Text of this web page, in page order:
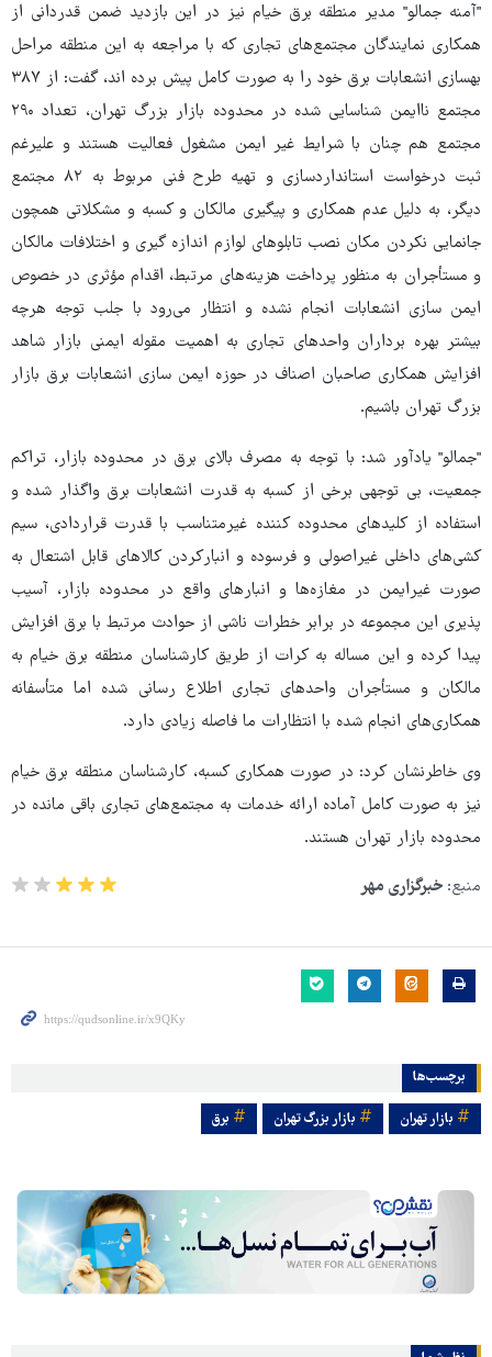
"آمنه جمالو" مدیر منطقه برق خیام نیز در این بازدید ضمن قدردانی از
همکاری نمایندگان مجتمع‌های تجاری که با مراجعه به این منطقه مراحل
بهسازی انشعابات برق خود را به صورت کامل پیش برده اند، گفت: از ۳۸۷
مجتمع ناایمن شناسایی شده در محدوده بازار بزرگ تهران، تعداد ۲۹۰
مجتمع هم چنان با شرایط غیر ایمن مشغول فعالیت هستند و علیرغم
ثبت درخواست استانداردسازی و تهیه طرح فنی مربوط به ۸۲ مجتمع
دیگر، به دلیل عدم همکاری و پیگیری مالکان و کسبه و مشکلاتی همچون
جانمایی نکردن مکان نصب تابلوهای لوازم اندازه گیری و اختلافات مالکان
و مستأجران به منظور پرداخت هزینه‌های مرتبط، اقدام مؤثری در خصوص
ایمن سازی انشعابات انجام نشده و انتظار می‌رود با جلب توجه هرچه
بیشتر بهره برداران واحدهای تجاری به اهمیت مقوله ایمنی بازار شاهد
افزایش همکاری صاحبان اصناف در حوزه ایمن سازی انشعابات برق بازار
بزرگ تهران باشیم.
"جمالو" یادآور شد: با توجه به مصرف بالای برق در محدوده بازار، تراکم
جمعیت، بی توجهی برخی از کسبه به قدرت انشعابات برق واگذار شده و
استفاده از کلیدهای محدوده کننده غیرمتناسب با قدرت قراردادی، سیم
کشی‌های داخلی غیراصولی و فرسوده و انبارکردن کالاهای قابل اشتعال به
صورت غیرایمن در مغازه‌ها و انبارهای واقع در محدوده بازار، آسیب
پذیری این مجموعه در برابر خطرات ناشی از حوادث مرتبط با برق افزایش
پیدا کرده و این مساله به کرات از طریق کارشناسان منطقه برق خیام به
مالکان و مستأجران واحدهای تجاری اطلاع رسانی شده اما متأسفانه
همکاری‌های انجام شده با انتظارات ما فاصله زیادی دارد.
وی خاطرنشان کرد: در صورت همکاری کسبه، کارشناسان منطقه برق خیام
نیز به صورت کامل آماده ارائه خدمات به مجتمع‌های تجاری باقی مانده در
محدوده بازار تهران هستند.
منبع: خبرگزاری مهر
برچسب‌ها
بازار تهران بازار بزرگ تهران برق